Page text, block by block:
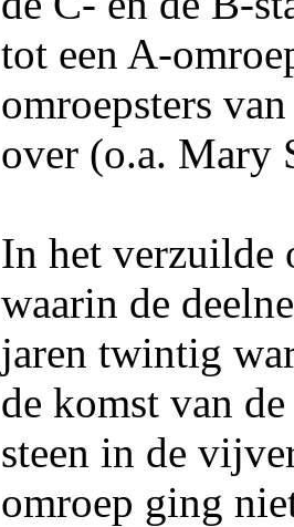
tot een A-
omroepsters
over (o.a. Mary
In het verzuilde
waarin de
jaren twintig
de komst van
steen in de
omroep ging